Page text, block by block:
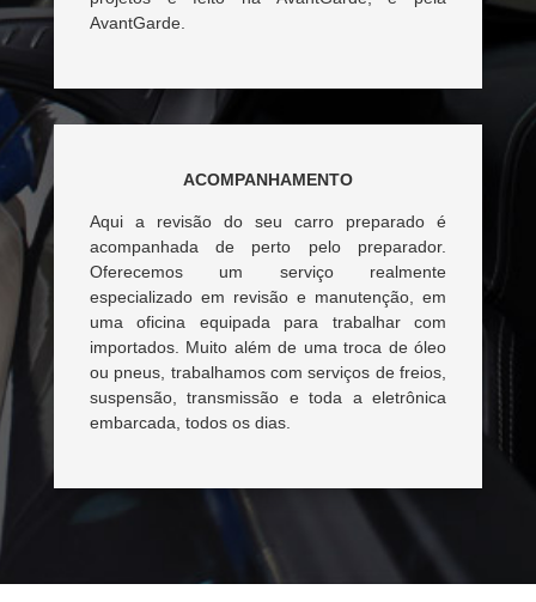
AvantGarde.
ACOMPANHAMENTO
Aqui a revisão do seu carro preparado é
acompanhada de perto pelo preparador.
Oferecemos um serviço realmente
especializado em revisão e manutenção, em
uma oficina equipada para trabalhar com
importados. Muito além de uma troca de óleo
ou pneus, trabalhamos com serviços de freios,
suspensão, transmissão e toda a eletrônica
embarcada, todos os dias.